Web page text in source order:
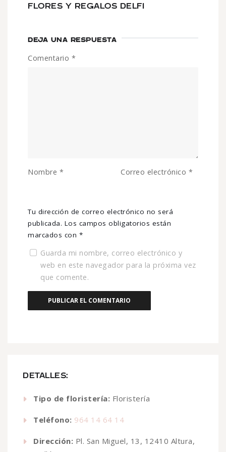
DETALLES:
Tipo de floristería: Floristería
Teléfono: 964 14 64 14
Dirección: Pl. San Miguel, 13, 12410 Altura,
FLORES Y REGALOS DELFI
DEJA UNA RESPUESTA
Tu dirección de correo electrónico no será
publicada. Los campos obligatorios están
marcados con *
Comentario *
Nombre * Correo electrónico *
Guarda mi nombre, correo electrónico y
web en este navegador para la próxima vez
que comente.